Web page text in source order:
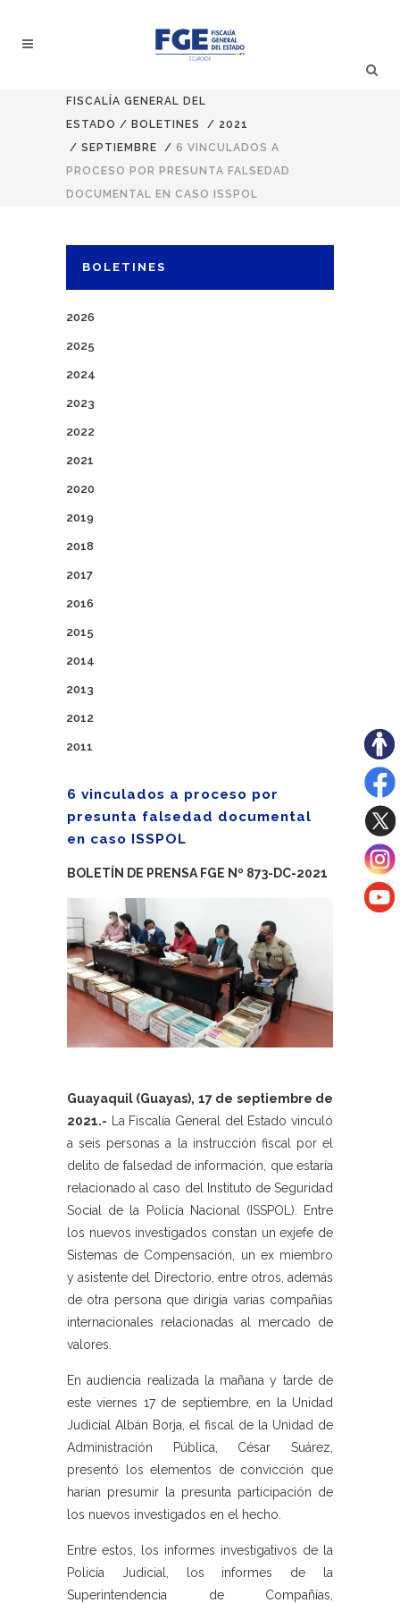
FISCALÍA GENERAL DEL
ESTADO / BOLETINES / 2021
/ SEPTIEMBRE / 6 VINCULADOS A
PROCESO POR PRESUNTA FALSEDAD
DOCUMENTAL EN CASO ISSPOL
BOLETINES
2026
2025
2024
2023
2022
2021
2020
2019
2018
2017
2016
2015
2014
2013
2012
2011
6 vinculados a proceso por
presunta falsedad documental
en caso ISSPOL
BOLETÍN DE PRENSA FGE Nº 873-DC-2021
Guayaquil (Guayas), 17 de septiembre de
2021.- La Fiscalía General del Estado vinculó
a seis personas a la instrucción fiscal por el
delito de falsedad de información, que estaría
relacionado al caso del Instituto de Seguridad
Social de la Policía Nacional (ISSPOL). Entre
los nuevos investigados constan un exjefe de
Sistemas de Compensación, un ex miembro
y asistente del Directorio, entre otros, además
de otra persona que dirigía varias compañías
internacionales relacionadas al mercado de
valores.
En audiencia realizada la mañana y tarde de
este viernes 17 de septiembre, en la Unidad
Judicial Albán Borja, el fiscal de la Unidad de
Administración Pública, César Suárez,
presentó los elementos de convicción que
harían presumir la presunta participación de
los nuevos investigados en el hecho.
Entre estos, los informes investigativos de la
Policía Judicial, los informes de la
Superintendencia de Compañías,